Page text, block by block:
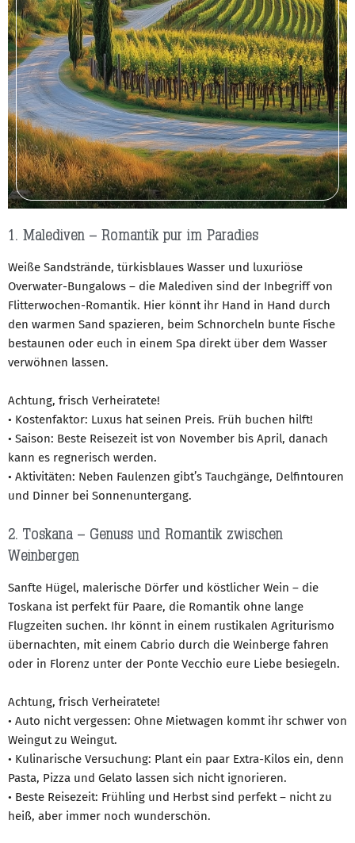
1. Malediven – Romantik pur im Paradies
Weiße Sandstrände, türkisblaues Wasser und luxuriöse
Overwater-Bungalows – die Malediven sind der Inbegriff von
Flitterwochen-Romantik. Hier könnt ihr Hand in Hand durch
den warmen Sand spazieren, beim Schnorcheln bunte Fische
bestaunen oder euch in einem Spa direkt über dem Wasser
verwöhnen lassen.
Achtung, frisch Verheiratete!
• Kostenfaktor: Luxus hat seinen Preis. Früh buchen hilft!
• Saison: Beste Reisezeit ist von November bis April, danach
kann es regnerisch werden.
• Aktivitäten: Neben Faulenzen gibt’s Tauchgänge, Delfintouren
und Dinner bei Sonnenuntergang.
2. Toskana – Genuss und Romantik zwischen
Weinbergen
Sanfte Hügel, malerische Dörfer und köstlicher Wein – die
Toskana ist perfekt für Paare, die Romantik ohne lange
Flugzeiten suchen. Ihr könnt in einem rustikalen Agriturismo
übernachten, mit einem Cabrio durch die Weinberge fahren
oder in Florenz unter der Ponte Vecchio eure Liebe besiegeln.
Achtung, frisch Verheiratete!
• Auto nicht vergessen: Ohne Mietwagen kommt ihr schwer von
Weingut zu Weingut.
• Kulinarische Versuchung: Plant ein paar Extra-Kilos ein, denn
Pasta, Pizza und Gelato lassen sich nicht ignorieren.
• Beste Reisezeit: Frühling und Herbst sind perfekt – nicht zu
heiß, aber immer noch wunderschön.